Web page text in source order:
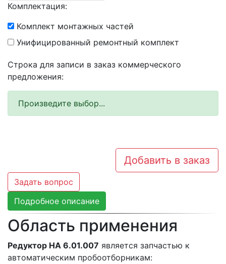
Комплектация:
Комплект монтажных частей
Унифицированный ремонтный комплект
Строка для записи в заказ коммерческого
предложения:
Произведите выбор...
Добавить в заказ
Задать вопрос
Подробное описание
Область применения
Редуктор НА 6.01.007 является запчастью к
автоматическим пробоотборникам: